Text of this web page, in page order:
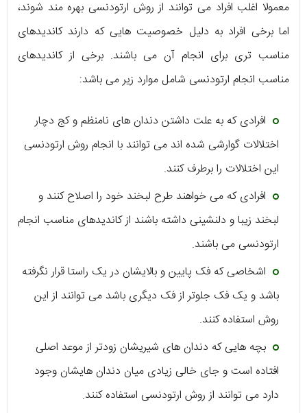
معمولا اغلب افراد می توانند از روش ارتودنسی بهره مند شوند،
اما برخی افراد به دلیل خصوصیت هایی که دارند کاندیدهای
مناسب تری برای انجام آن می باشند. برخی از کاندیدهای
مناسب انجام ارتودنسی شامل موارد زیر می باشد:
افرادی که به علت داشتن دندان های نامنظم و کج دچار
اختلالات گوارشی شده اند می توانند با انجام روش ارتودنسی
این اختلالات را برطرف کنند.
افرادی که می خواهند طرح لبخند خود را اصلاح کنند و
لبخند زیبا و دلنشینی داشته باشند از کاندیدهای مناسب انجام
ارتودنسی می باشند.
اشخاصی که فک پایین و بالایشان در یک راستا قرار نگرفته
باشد و یک فک جلوتر از فک دیگری باشد می توانند از این
روش استفاده کنند.
بچه هایی که دندان های شیریشان زودتر از موعد اصلی
افتاده است و جای خالی زیادی میان دندان هایشان وجود
دارد می توانند از روش ارتودنسی استفاده کنند.